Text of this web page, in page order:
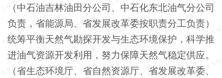
（中石油吉林油田分公司、中石化东北油气分公司
负责，省能源局、省发展改革委按职责分工负责）
统筹平衡天然气勘探开发与生态环境保护，科学推
进油气资源开发利用，努力保障天然气稳定供应。
（省生态环境厅、省自然资源厅、省发展改革委、